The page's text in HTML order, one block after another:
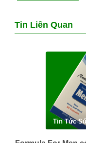
Tin Liên Quan
Tin Tức